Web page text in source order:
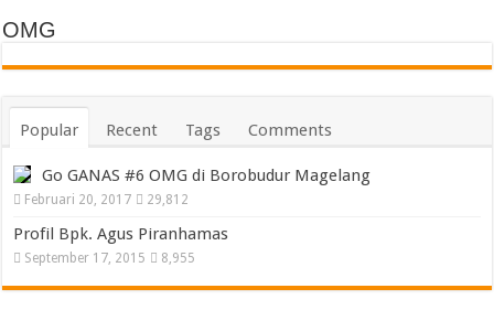
OMG
Popular Recent Tags Comments
Go GANAS #6 OMG di Borobudur Magelang
Februari 20, 2017 29,812
Profil Bpk. Agus Piranhamas
September 17, 2015 8,955